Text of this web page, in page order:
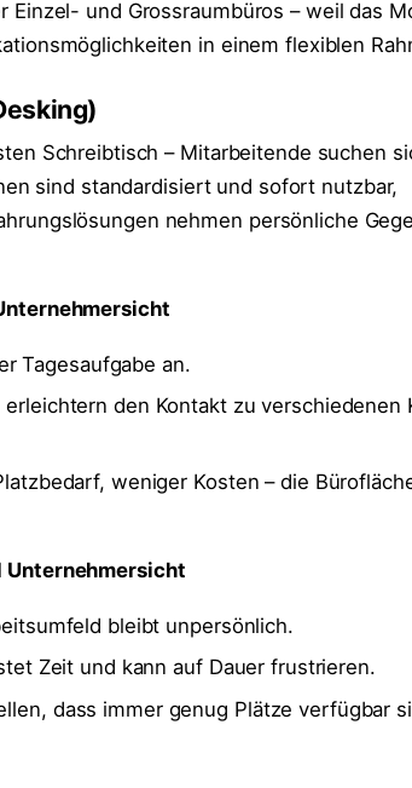
Einzel- und Grossraumbüros – weil das
in einem flexiblen
Schreibtisch – Mitarbeitende suchen
sind standardisiert und sofort nutzbar,
nehmen persönliche
Tagesaufgabe an.
den Kontakt zu verschiedenen
weniger Kosten – die
Unternehmersicht
bleibt unpersönlich.
Zeit und kann auf Dauer frustrieren.
dass immer genug Plätze verfügbar